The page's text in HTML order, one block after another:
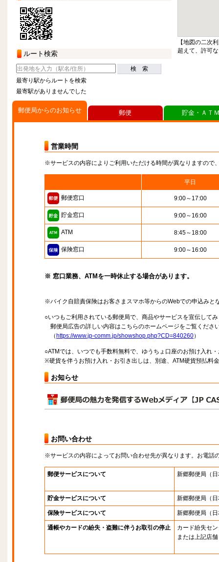
ルート検索
検 索
最寄り駅からルートを検索
最寄駅がありませんでした
【地図の二次
超えて、許可
郵便局からのお知らせ
営業時間
※サービスの内容によりご利用いただける時間が異なりますので
平日
郵便窓口 9:00～17:00
貯金窓口 9:00～16:00
ATM 8:45～18:00
保険窓口 9:00～16:00
※ 窓口業務、ATMを一時休止する場合があります。
※バイク自賠責保険はお客さまスマホ等からのWebでの申込みと
○いつもご利用されている郵便局で、商品やサービスを宣伝して
郵便局広告の詳しい内容はこちらのホームページをご覧くださ
（ https://www.jp-comm.jp/showshop.php?CD=840260）
○ATMでは、いつでも手数料無料で、ゆうちょ口座のお預け入れ
※硬貨を伴うお預け入れ・お引き出しは、別途、ATM硬貨預払料
お知らせ
お問い合わせ
※サービスの内容によってお問い合わせ先が異なります。お電話
郵便サービスについて 新郷郵便局 （
貯金サービスについて 新郷郵便局 （
保険サービスについて 新郷郵便局 （
通帳やカードの紛失・盗難に伴うお取引の停止
カード紛失セ
または上記店舗
郵便 貯金・ＡＴ